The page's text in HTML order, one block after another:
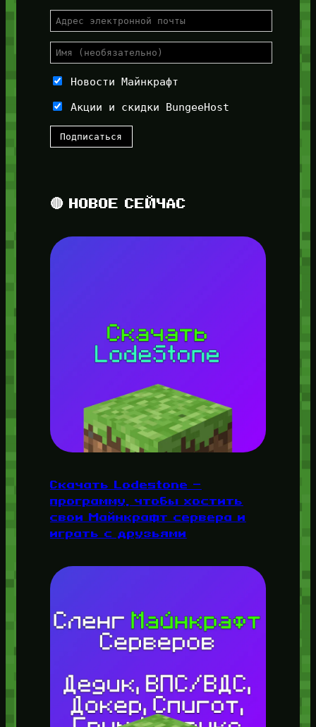
Новости Майнкрафт
Акции и скидки BungeeHost
🔴 НОВОЕ СЕЙЧАС
Скачать Lodestone —
программу, чтобы хостить
свои Майнкрафт сервера и
играть с друзьями